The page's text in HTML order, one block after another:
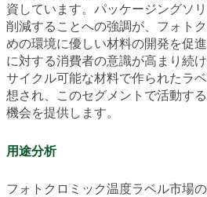
資しています。パッケージングソ
削減することへの強調が、フォト
めの環境に優しい材料の開発を促
に対する消費者の意識が高まり続
サイクル可能な材料で作られたラ
想され、このセグメントで活動す
機会を提供します。
用途分析
フォトクロミック温度ラベル市場